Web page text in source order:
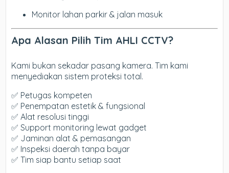
Monitor lahan parkir & jalan masuk
Apa Alasan Pilih Tim AHLI CCTV?
Kami bukan sekadar pasang kamera. Tim kami
menyediakan sistem proteksi total.
✅ Petugas kompeten
✅ Penempatan estetik & fungsional
✅ Alat resolusi tinggi
✅ Support monitoring lewat gadget
✅ Jaminan alat & pemasangan
✅ Inspeksi daerah tanpa bayar
✅ Tim siap bantu setiap saat